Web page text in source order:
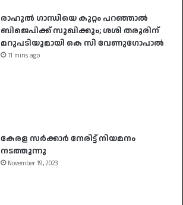
രാഹുൽ ​ഗാന്ധിയെ കുറ്റം പറഞ്ഞാൽ
ബിജെപിക്ക് സുഖിക്കും; ശശി തരൂരിന്
മറുപടിയുമായി കെ സി വേണു​ഗോപാൽ
11 mins ago
കേരള സർക്കാർ നേരിട്ട് നിയമനം
നടത്തുന്നു
November 19, 2023